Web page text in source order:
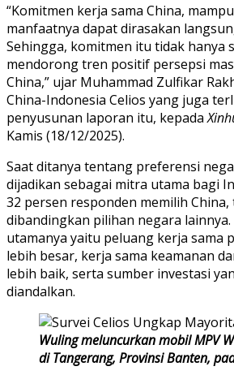
“Komitmen kerja sama China,
manfaatnya dapat dirasakan
Sehingga, komitmen itu tidak hanya
mendorong tren positif persepsi
China,” ujar Muhammad Zulfikar
China-Indonesia Celios yang juga
penyusunan laporan itu, kepada
Kamis (18/12/2025).
Saat ditanya tentang preferensi
dijadikan sebagai mitra utama bagi
32 persen responden memilih
dibandingkan pilihan negara lainnya.
utamanya yaitu peluang kerja sama
lebih besar, kerja sama keamanan
lebih baik, serta sumber investasi
diandalkan.
Wuling meluncurkan mobil MPV
di Tangerang, Provinsi Banten,